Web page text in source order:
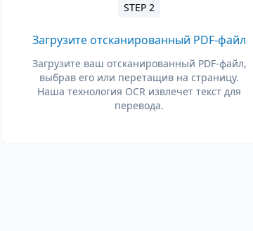
STEP 2
Загрузите отсканированный PDF-файл
Загрузите ваш отсканированный PDF-файл,
выбрав его или перетащив на страницу.
Наша технология OCR извлечет текст для
перевода.